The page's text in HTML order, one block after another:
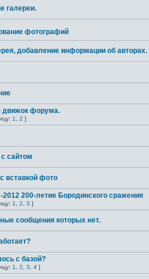
галереи.
фотографий
добавление информации об авторах.
движок форума.
1 2 ]
сайтом
вставкой фото
2012 200-летие Бородинского сражения
1 2 3 ]
сообщения которых нет.
с базой?
1 2 3 4 ]